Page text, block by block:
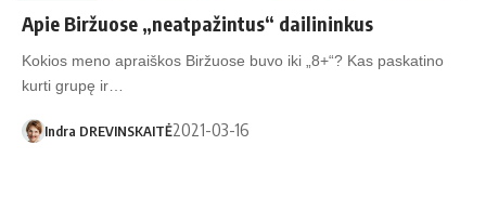
Apie Biržuose „neatpažintus“ dailininkus
Kokios meno apraiškos Biržuose buvo iki „8+“? Kas paskatino
kurti grupę ir…
Indra DREVINSKAITĖ2021-03-16